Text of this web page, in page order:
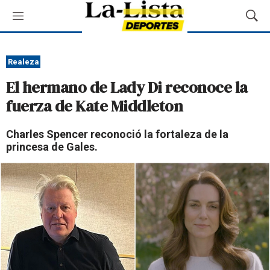
M
e
ú
M
o
u
e
d
a
Realeza
El hermano de Lady Di reconoce la
fuerza de Kate Middleton
Charles Spencer reconoció la fortaleza de la
princesa de Gales.